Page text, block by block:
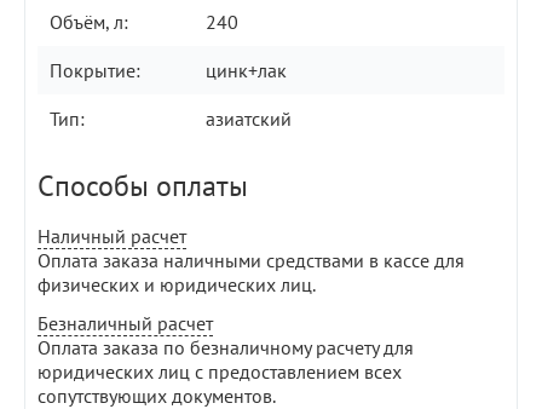
Объём, л:
240
Покрытие:
цинк+лак
Тип:
азиатский
Способы оплаты
Наличный расчет
Оплата заказа наличными средствами в кассе для
физических и юридических лиц.
Безналичный расчет
Оплата заказа по безналичному расчету для
юридических лиц с предоставлением всех
сопутствующих документов.